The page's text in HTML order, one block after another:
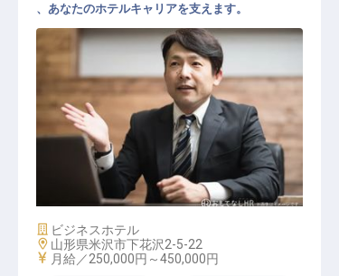
ホテル副支配人・マネージャー候補
、あなたのホテルキャリアを支えます。
施設業態
ビジネスホテル
勤務地
山形県米沢市下花沢2-5-22
給与
月給／250,000円～450,000円